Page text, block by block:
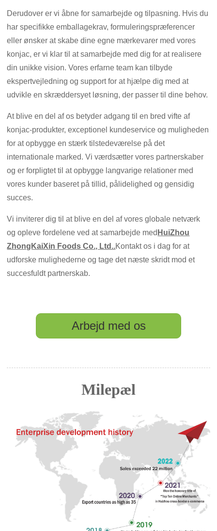
Derudover er vi åbne for samarbejde og tilpasning. Hvis du
har specifikke emballagekrav, formuleringspræferencer
eller ønsker at skabe dine egne mærkevarer med vores
konjac, er vi klar til at samarbejde med dig for at realisere
din unikke vision. Vores erfarne team kan tilbyde
ekspertvejledning og support for at hjælpe dig med at
udvikle en skræddersyet løsning, der passer til dine behov.
At blive en del af os betyder adgang til en bred vifte af
konjac-produkter, exceptionel kundeservice og muligheden
for at opbygge en stærk tilstedeværelse på det
internationale marked. Vi værdsætter vores partnerskaber
og er forpligtet til at opbygge langvarige relationer med
vores kunder baseret på tillid, pålidelighed og gensidig
succes.
Vi inviterer dig til at blive en del af vores globale netværk
og opleve fordelene ved at samarbejde med HuiZhou
ZhongKaiXin Foods Co., Ltd..Kontakt os i dag for at
udforske mulighederne og tage det næste skridt mod et
succesfuldt partnerskab.
Arbejd med os
Milepæl